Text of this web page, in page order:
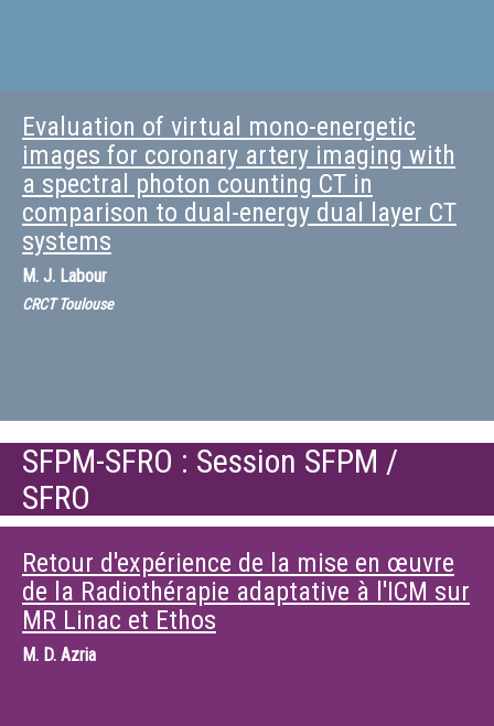
Evaluation of virtual mono-energetic
images for coronary artery imaging with
a spectral photon counting CT in
comparison to dual-energy dual layer CT
systems
M. J. Labour
CRCT Toulouse
SFPM-SFRO : Session SFPM /
SFRO
Retour d'expérience de la mise en œuvre
de la Radiothérapie adaptative à l'ICM sur
MR Linac et Ethos
M. D. Azria